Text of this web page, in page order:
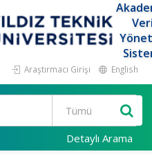
Araştırmacı Girişi English
Detaylı Arama